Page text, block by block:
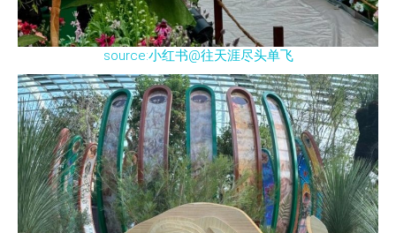
source:小红书@往天涯尽头单飞